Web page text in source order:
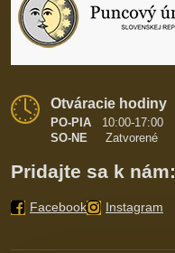
Otváracie hodiny
PO-PIA
10:00-17:00
SO-NE Zatvorené
Pridajte sa k nám:
Facebook Instagram